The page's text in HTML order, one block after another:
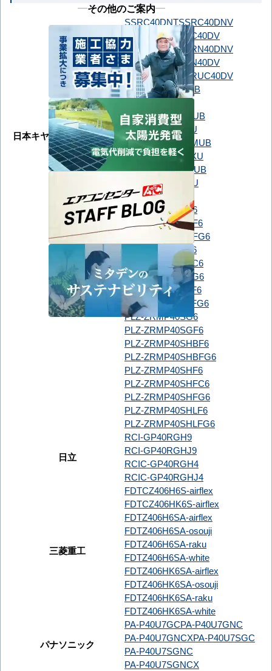
ダイキン
SSRC40DNTSSRC40DNV
SSRC40DTSSRC40DV
SSRN40DNTSSRN40DNV
SSRN40DTSSRN40DV
SSRUC40DT SSRUC40DV
日本キヤリア（旧：東芝）
GUXA040131MUB
GUXA040131XU
GUXA04013J1MUB
GUXA04013J1XU
GUXA04013JP1MUB
GUXA04013JP1XU
GUXA04013P1MUB
GUXA04013P1XU
三菱電機
PLZ-ZRMP40G6
PLZ-ZRMP40GF6
PLZ-ZRMP40HBF6
PLZ-ZRMP40HBFG6
PLZ-ZRMP40HF6
PLZ-ZRMP40HFC6
PLZ-ZRMP40HFG6
PLZ-ZRMP40HLF6
PLZ-ZRMP40HLFG6
PLZ-ZRMP40SG6
PLZ-ZRMP40SGF6
PLZ-ZRMP40SHBF6
PLZ-ZRMP40SHBFG6
PLZ-ZRMP40SHF6
PLZ-ZRMP40SHFC6
PLZ-ZRMP40SHFG6
PLZ-ZRMP40SHLF6
PLZ-ZRMP40SHLFG6
日立
RCI-GP40RGH9
RCI-GP40RGHJ9
RCIC-GP40RGH4
RCIC-GP40RGHJ4
三菱重工
FDTCZ406H6S-airflex
FDTCZ406HK6S-airflex
FDTZ406H6SA-airflex
FDTZ406H6SA-osouji
FDTZ406H6SA-raku
FDTZ406H6SA-white
FDTZ406HK6SA-airflex
FDTZ406HK6SA-osouji
FDTZ406HK6SA-raku
FDTZ406HK6SA-white
パナソニック
PA-P40U7GCPA-P40U7GNC
PA-P40U7GNCXPA-P40U7SGC
PA-P40U7SGNC
PA-P40U7SGNCX
その他のご案内